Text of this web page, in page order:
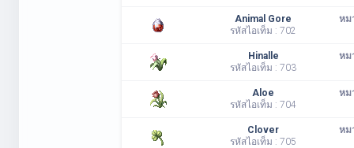
Animal Gore
รหัสไอเท็ม : 702
หม
Hinalle
รหัสไอเท็ม : 703
หม
Aloe
รหัสไอเท็ม : 704
หม
Clover
รหัสไอเท็ม : 705
หม